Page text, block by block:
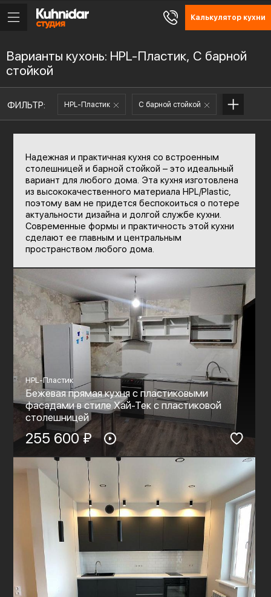
Калькулятор кухни
Варианты кухонь: HPL-Пластик, С барной
стойкой
ФИЛЬТР: HPL-Пластик С барной стойкой
Надежная и практичная кухня со встроенным
столешницей и барной стойкой – это идеальный
вариант для любого дома. Эта кухня изготовлена
из высококачественного материала HPL/Plastic,
поэтому вам не придется беспокоиться о потере
актуальности дизайна и долгой службе кухни.
Современные формы и практичность этой кухни
сделают ее главным и центральным
пространством любого дома.
HPL-Пластик
Бежевая прямая кухня с пластиковыми
фасадами в стиле Хай-Тек с пластиковой
столешницей
255 600 ₽